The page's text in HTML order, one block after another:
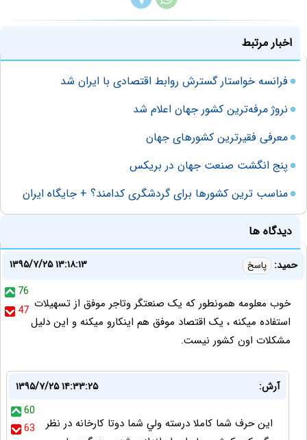
اخبار مرتبط
فرانسه خواستار گسترش روابط اقتصادی با ایران شد
نروژ مرفه‌ترین کشور جهان اعلام شد
معرفی فقیرترین کشورهای جهان
پنج انگشت صنعت جهان در بریکس
مناسب ترین کشورها برای گردشگری کدامند؟ + جایگاه ایران
دیدگاه ها
حمید: پاسخ
۱۳۹۵/۷/۲۵ ۱۳:۱۸:۱۳
76
47 خوب معلومه همونطور که یک صنعتگر وتاجر موفق از تسهیلات
استفاده میکنه ، یک اقتصاد موفق هم اینکارو میکنه و این دلیل
مشکلات اون کشور نیست.
آرش:
۱۳۹۵/۷/۲۵ ۱۴:۳۳:۲۵
60
63
اين حرف شما كاملا درسته ولي شما دوتا كارخانه در نظر